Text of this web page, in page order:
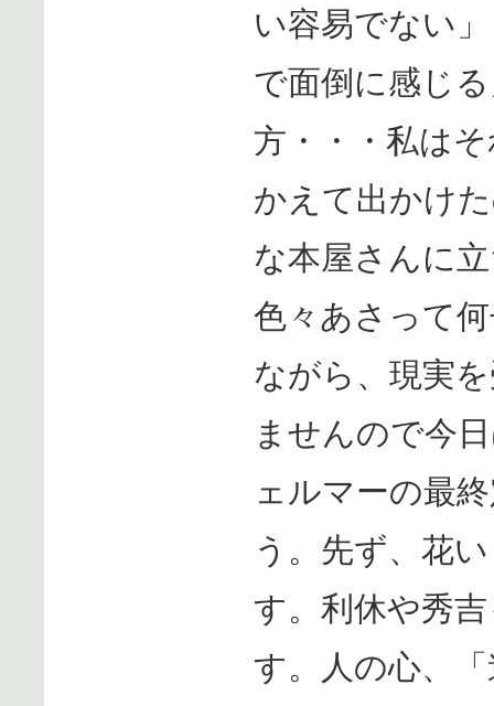
い容易でない
で面倒に感じ
方・・・私は
かえて出かけ
な本屋さんに
色々あさって
ながら、現実
ませんので今
ェルマーの最
う。先ず、花
す。利休や秀
す。人の心、